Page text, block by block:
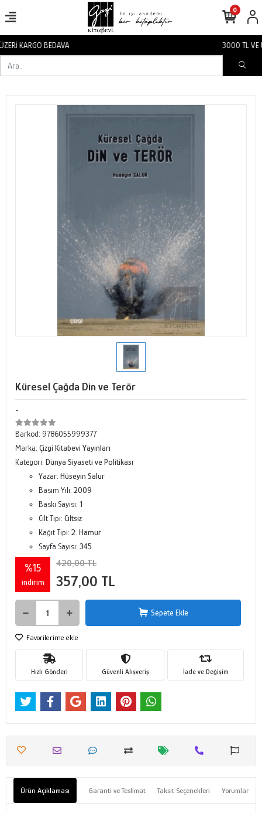
0
Küresel Çağda Din ve Terör
-
Barkod: 9786055999377
Marka: Çizgi Kitabevi Yayınları
Kategori: Dünya Siyaseti ve Politikası
Yazar: Hüseyin Salur
Basım Yılı: 2009
Baskı Sayısı: 1
Cilt Tipi: Ciltsiz
Kağıt Tipi: 2. Hamur
Sayfa Sayısı: 345
%15
indirim
420,00 TL
357,00 TL
Sepete Ekle
Favorilerime ekle
Hızlı Gönderi Güvenli Alışveriş İade ve Değişim
Ürün Açıklaması Garanti ve Teslimat Taksit Seçenekleri Yorumlar